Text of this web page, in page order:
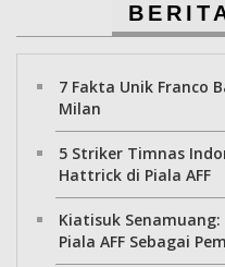
7 Fakta Unik Franco
Milan
5 Striker Timnas
Hattrick di Piala AFF
Kiatisuk
Piala AFF Sebagai